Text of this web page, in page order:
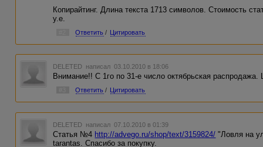
Копирайтинг. Длина текста 1713 символов. Стоимость
у.е.
Ответить / Цитировать
DELETED написал 03.10.2010 в 18:06
Внимание!! С 1го по 31-е число октябрьская
Ответить / Цитировать
DELETED написал 07.10.2010 в 01:39
Статья №4 http://advego.ru/shop/text/3159824/ "Ловля на
tarantas. Спасибо за покупку.